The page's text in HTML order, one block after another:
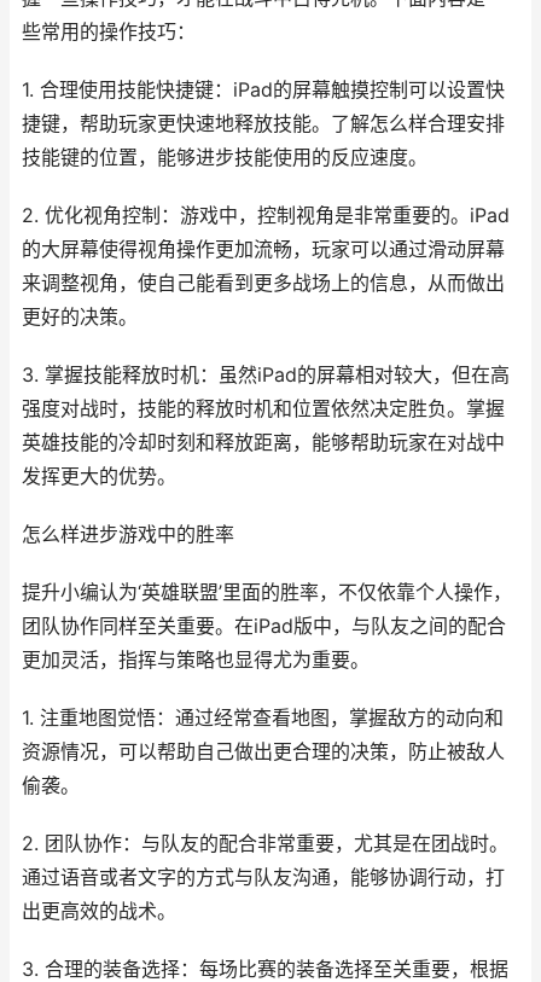
些常用的操作技巧：
1. 合理使用技能快捷键：iPad的屏幕触摸控制可以设置快
捷键，帮助玩家更快速地释放技能。了解怎么样合理安排
技能键的位置，能够进步技能使用的反应速度。
2. 优化视角控制：游戏中，控制视角是非常重要的。iPad
的大屏幕使得视角操作更加流畅，玩家可以通过滑动屏幕
来调整视角，使自己能看到更多战场上的信息，从而做出
更好的决策。
3. 掌握技能释放时机：虽然iPad的屏幕相对较大，但在高
强度对战时，技能的释放时机和位置依然决定胜负。掌握
英雄技能的冷却时刻和释放距离，能够帮助玩家在对战中
发挥更大的优势。
怎么样进步游戏中的胜率
提升小编认为‘英雄联盟’里面的胜率，不仅依靠个人操作，
团队协作同样至关重要。在iPad版中，与队友之间的配合
更加灵活，指挥与策略也显得尤为重要。
1. 注重地图觉悟：通过经常查看地图，掌握敌方的动向和
资源情况，可以帮助自己做出更合理的决策，防止被敌人
偷袭。
2. 团队协作：与队友的配合非常重要，尤其是在团战时。
通过语音或者文字的方式与队友沟通，能够协调行动，打
出更高效的战术。
3. 合理的装备选择：每场比赛的装备选择至关重要，根据